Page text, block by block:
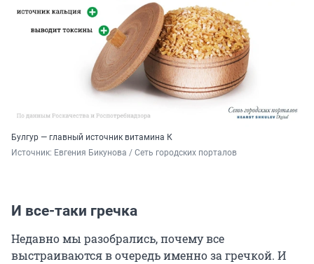
Булгур — главный источник витамина К
Источник: Евгения Бикунова / Сеть городских порталов
И все-таки гречка
Недавно мы разобрались, почему все
выстраиваются в очередь именно за гречкой. И